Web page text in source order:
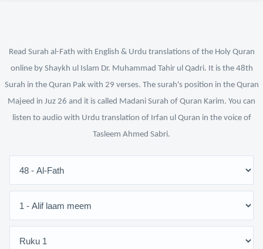
Read Surah al-Fath with English & Urdu translations of the Holy Quran
online by Shaykh ul Islam Dr. Muhammad Tahir ul Qadri. It is the 48th
Surah in the Quran Pak with 29 verses. The surah's position in the Quran
Majeed in Juz 26 and it is called Madani Surah of Quran Karim. You can
listen to audio with Urdu translation of Irfan ul Quran in the voice of
Tasleem Ahmed Sabri.